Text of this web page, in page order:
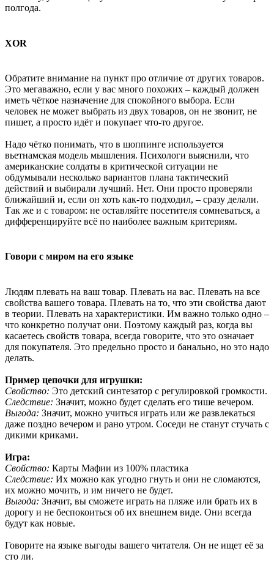
полгода.
XOR
Обратите внимание на пункт про отличие от других товаров.
Это мегаважно, если у вас много похожих – каждый должен
иметь чёткое назначение для спокойного выбора. Если
человек не может выбрать из двух товаров, он не звонит, не
пишет, а просто идёт и покупает что-то другое.
Надо чётко понимать, что в шоппинге используется
вьетнамская модель мышления. Психологи выяснили, что
американские солдаты в критической ситуации не
обдумывали несколько вариантов плана тактический
действий и выбирали лучший. Нет. Они просто проверяли
ближайший и, если он хоть как-то подходил, – сразу делали.
Так же и с товаром: не оставляйте посетителя сомневаться, а
дифференцируйте всё по наиболее важным критериям.
Говори с миром на его языке
Людям плевать на ваш товар. Плевать на вас. Плевать на все
свойства вашего товара. Плевать на то, что эти свойства дают
в теории. Плевать на характеристики. Им важно только одно –
что конкретно получат они. Поэтому каждый раз, когда вы
касаетесь свойств товара, всегда говорите, что это означает
для покупателя. Это предельно просто и банально, но это надо
делать.
Пример цепочки для игрушки:
Свойство: Это детский синтезатор с регулировкой громкости.
Следствие: Значит, можно будет сделать его тише вечером.
Выгода: Значит, можно учиться играть или же развлекаться
даже поздно вечером и рано утром. Соседи не станут стучать с
дикими криками.
Игра:
Свойство: Карты Мафии из 100% пластика
Следствие: Их можно как угодно гнуть и они не сломаются,
их можно мочить, и им ничего не будет.
Выгода: Значит, вы сможете играть на пляже или брать их в
дорогу и не беспокоиться об их внешнем виде. Они всегда
будут как новые.
Говорите на языке выгоды вашего читателя. Он не ищет её за
сто ли.